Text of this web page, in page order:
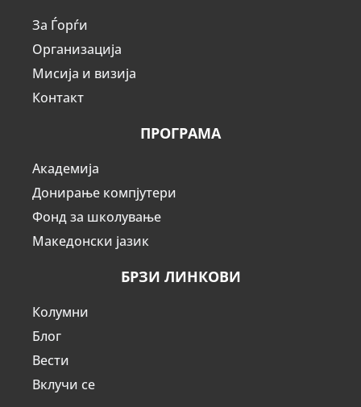
За Ѓорѓи
Организација
Мисија и визија
Контакт
ПРОГРАМА
Академија
Донирање компјутери
Фонд за школување
Македонски јазик
БРЗИ ЛИНКОВИ
Колумни
Блог
Вести
Вклучи се